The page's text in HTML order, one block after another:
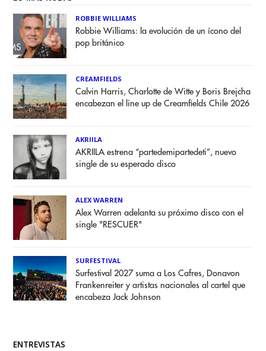
ROBBIE WILLIAMS
Robbie Williams: la evolución de un ícono del
pop británico
CREAMFIELDS
Calvin Harris, Charlotte de Witte y Boris Brejcha
encabezan el line up de Creamfields Chile 2026
AKRIILA
AKRIILA estrena “partedemipartedeti”, nuevo
single de su esperado disco
ALEX WARREN
Alex Warren adelanta su próximo disco con el
single "RESCUER"
SURFESTIVAL
Surfestival 2027 suma a Los Cafres, Donavon
Frankenreiter y artistas nacionales al cartel que
encabeza Jack Johnson
ENTREVISTAS